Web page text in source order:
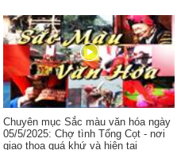
Chuyên mục Sắc màu văn hóa ngày
05/5/2025: Chợ tình Tổng Cọt - nơi
giao thoa quá khứ và hiện tại